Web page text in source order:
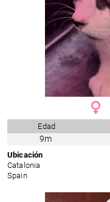
Edad
9m
Ubicación
Catalonia
Spain